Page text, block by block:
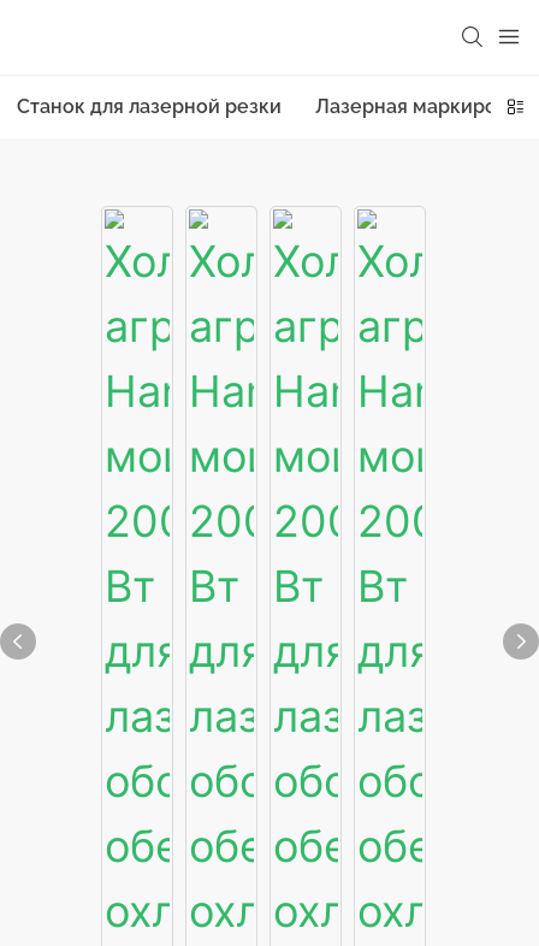
Станок для лазерной резки Лазерная